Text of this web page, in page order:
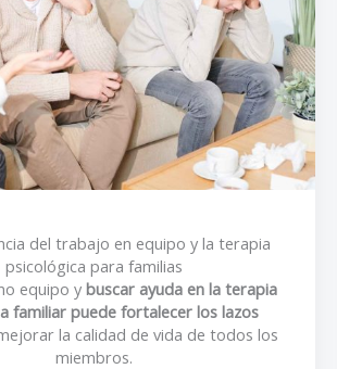
del trabajo en equipo y la terapia
psicológica para familias
equipo y buscar ayuda en la terapia
familiar puede fortalecer los lazos
la calidad de vida de todos los
miembros.